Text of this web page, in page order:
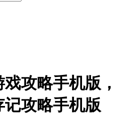
攻略手机版，
攻略手机版